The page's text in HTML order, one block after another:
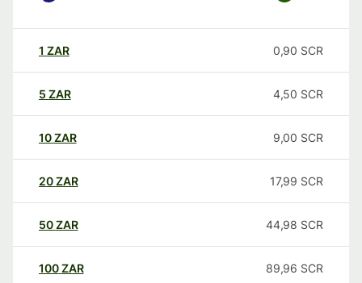
1 ZAR 0,90 SCR
5 ZAR 4,50 SCR
10ZAR 9,00 SCR
20ZAR 17,99 SCR
50ZAR 44,98 SCR
100ZAR 89,96 SCR